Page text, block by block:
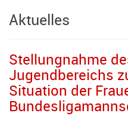
Aktuelles
Stellungnahme
Jugendbereichs
Situation der